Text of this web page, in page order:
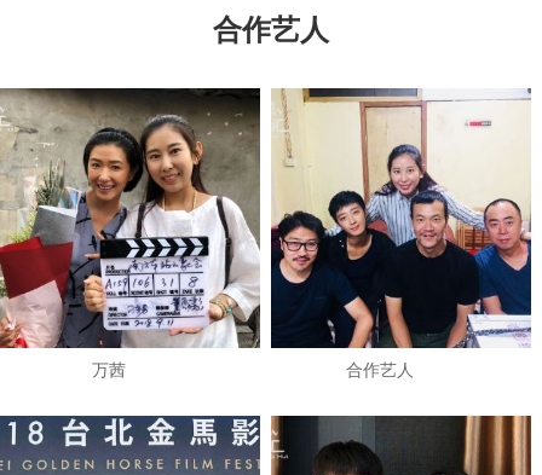
合作艺人
万茜 ​合作艺人